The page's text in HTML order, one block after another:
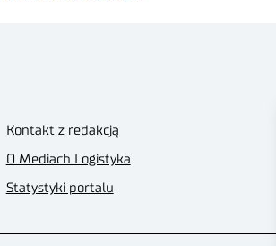
Kontakt z redakcją
O Mediach Logistyka
Statystyki portalu